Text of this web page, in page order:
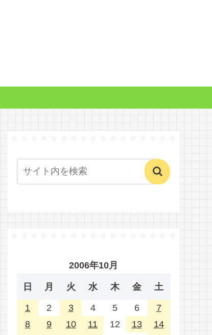
2006年10月
日 月 火 水 木 金 土
1 2 3 4 5 6
7
8
9 10 11 12 13
14